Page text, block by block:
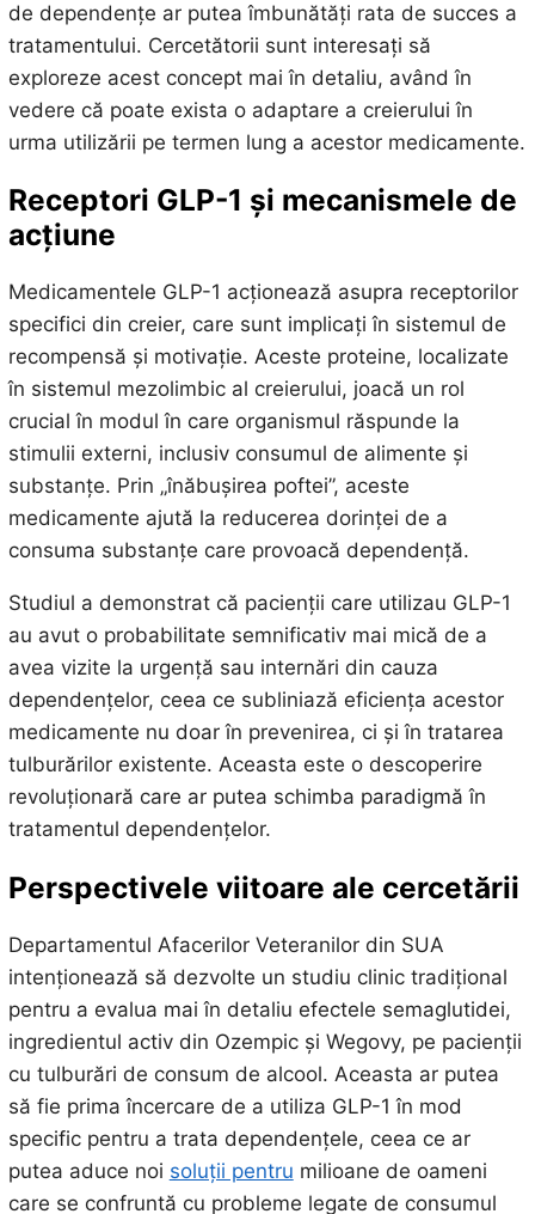
de dependențe ar putea îmbunătăți rata de succes a
tratamentului. Cercetătorii sunt interesați să
exploreze acest concept mai în detaliu, având în
vedere că poate exista o adaptare a creierului în
urma utilizării pe termen lung a acestor medicamente.
Receptori GLP-1 și mecanismele de
acțiune
Medicamentele GLP-1 acționează asupra receptorilor
specifici din creier, care sunt implicați în sistemul de
recompensă și motivație. Aceste proteine, localizate
în sistemul mezolimbic al creierului, joacă un rol
crucial în modul în care organismul răspunde la
stimulii externi, inclusiv consumul de alimente și
substanțe. Prin „înăbușirea poftei”, aceste
medicamente ajută la reducerea dorinței de a
consuma substanțe care provoacă dependență.
Studiul a demonstrat că pacienții care utilizau GLP-1
au avut o probabilitate semnificativ mai mică de a
avea vizite la urgență sau internări din cauza
dependențelor, ceea ce subliniază eficiența acestor
medicamente nu doar în prevenirea, ci și în tratarea
tulburărilor existente. Aceasta este o descoperire
revoluționară care ar putea schimba paradigmă în
tratamentul dependențelor.
Perspectivele viitoare ale cercetării
Departamentul Afacerilor Veteranilor din SUA
intenționează să dezvolte un studiu clinic tradițional
pentru a evalua mai în detaliu efectele semaglutidei,
ingredientul activ din Ozempic și Wegovy, pe pacienții
cu tulburări de consum de alcool. Aceasta ar putea
să fie prima încercare de a utiliza GLP-1 în mod
specific pentru a trata dependențele, ceea ce ar
putea aduce noi soluții pentru milioane de oameni
care se confruntă cu probleme legate de consumul